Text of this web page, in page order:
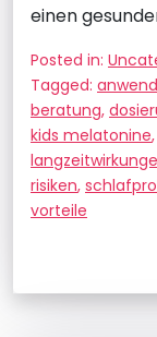
einen
Posted in:
Tagged:
beratung,
kids melatonine,
risiken,
vorteile